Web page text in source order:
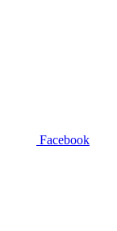
Facebook